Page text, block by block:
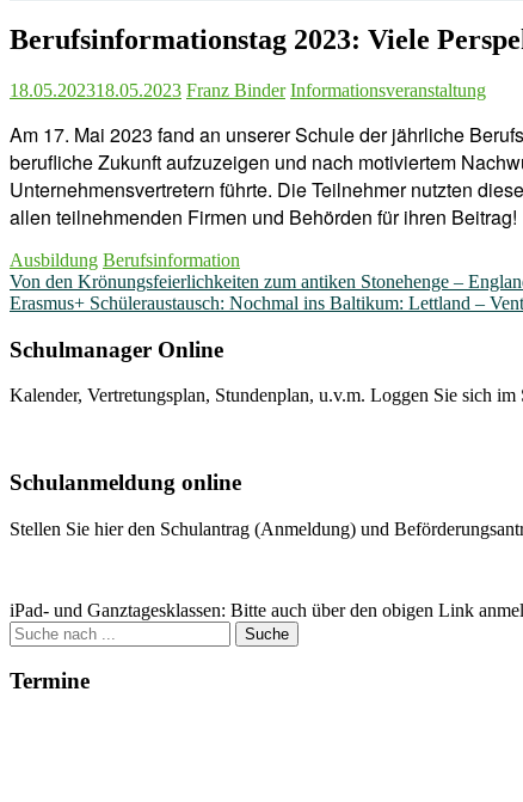
Berufsinformationstag 2023: Viele
18.05.202318.05.2023 Franz Binder Informationsveranstaltung
Am 17. Mai 2023 fand an unserer Schule der jährliche
berufliche Zukunft aufzuzeigen und nach motiviertem
Unternehmensvertretern führte. Die Teilnehmer nutzten
allen teilnehmenden Firmen und Behörden für ihren Beitrag!
Ausbildung Berufsinformation
Beitragsnavigation
Von den Krönungsfeierlichkeiten zum antiken Stonehenge –
Erasmus+ Schüleraustausch: Nochmal ins Baltikum: Lettland –
Schulmanager Online
Kalender, Vertretungsplan, Stundenplan, u.v.m. Loggen Sie sich
Schulanmeldung online
Stellen Sie hier den Schulantrag (Anmeldung) und
iPad- und Ganztagesklassen: Bitte auch über den obigen Link
Suche
nach:
Termine